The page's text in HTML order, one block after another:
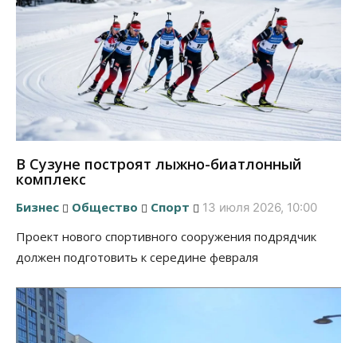
В Сузуне построят лыжно-биатлонный
комплекс
Бизнес Общество Спорт 13 июля 2026, 10:00
Проект нового спортивного сооружения подрядчик
должен подготовить к середине февраля